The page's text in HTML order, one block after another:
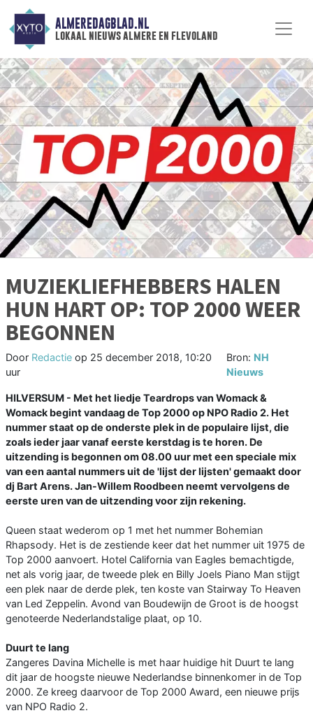
ALMEREDAGBLAD.NL
lokaal nieuws almere en flevoland
MUZIEKLIEFHEBBERS HALEN
HUN HART OP: TOP 2000 WEER
BEGONNEN
Door Redactie op 25 december 2018, 10:20
uur
Bron: NH
Nieuws
HILVERSUM - Met het liedje Teardrops van Womack &
Womack begint vandaag de Top 2000 op NPO Radio 2. Het
nummer staat op de onderste plek in de populaire lijst, die
zoals ieder jaar vanaf eerste kerstdag is te horen. De
uitzending is begonnen om 08.00 uur met een speciale mix
van een aantal nummers uit de 'lijst der lijsten' gemaakt door
dj Bart Arens. Jan-Willem Roodbeen neemt vervolgens de
eerste uren van de uitzending voor zijn rekening.
Queen staat wederom op 1 met het nummer Bohemian
Rhapsody. Het is de zestiende keer dat het nummer uit 1975 de
Top 2000 aanvoert. Hotel California van Eagles bemachtigde,
net als vorig jaar, de tweede plek en Billy Joels Piano Man stijgt
een plek naar de derde plek, ten koste van Stairway To Heaven
van Led Zeppelin. Avond van Boudewijn de Groot is de hoogst
genoteerde Nederlandstalige plaat, op 10.
Duurt te lang
Zangeres Davina Michelle is met haar huidige hit Duurt te lang
dit jaar de hoogste nieuwe Nederlandse binnenkomer in de Top
2000. Ze kreeg daarvoor de Top 2000 Award, een nieuwe prijs
van NPO Radio 2.